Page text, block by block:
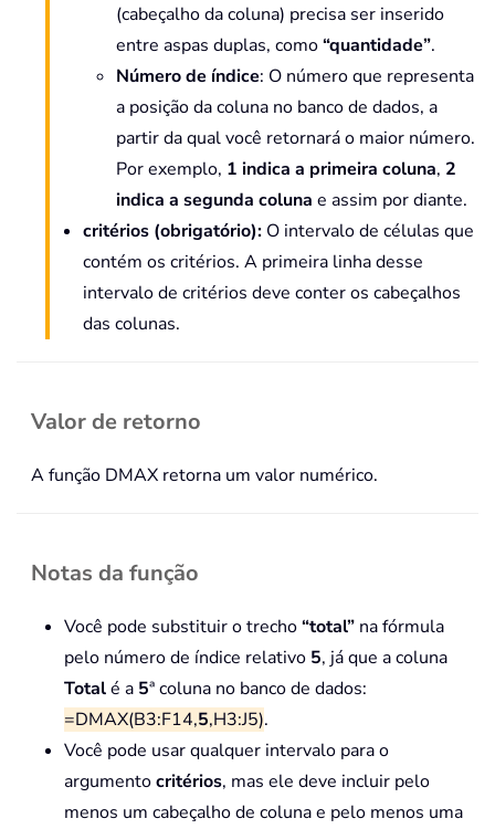
(cabeçalho da coluna) precisa ser inserido
entre aspas duplas, como“quantidade”.
Número de índice: O número que representa
a posição da coluna no banco de dados, a
partir da qual você retornará o maior número.
Por exemplo, 1 indica a primeira coluna, 2
indica a segunda coluna e assim por diante.
critérios (obrigatório): O intervalo de células que
contém os critérios. A primeira linha desse
intervalo de critérios deve conter os cabeçalhos
das colunas.
Valor de retorno
A função DMAX retorna um valor numérico.
Notas da função
Você pode substituir o trecho“total” na fórmula
pelo número de índice relativo 5, já que a coluna
Totalé a 5ª coluna no banco de dados:
=DMAX(B3:F14,5,H3:J5).
Você pode usar qualquer intervalo para o
argumentocritérios, mas ele deve incluir pelo
menos um cabeçalho de coluna e pelo menos uma